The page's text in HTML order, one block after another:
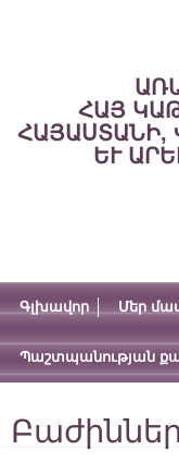
ՀԱՅ
ՀԱՅԱՍՏԱՆԻ,
ԵՒ
Գլխավոր Մեր
Պաշտպանության